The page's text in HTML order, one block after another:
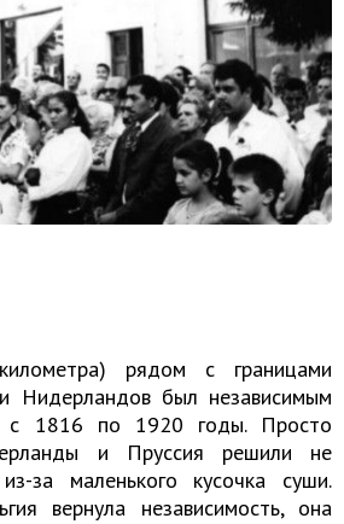
рядом с границами
и Нидерландов был независимым
1816 по 1920 годы. Просто
и Пруссия решили не
за маленького кусочка суши.
вернула независимость, она